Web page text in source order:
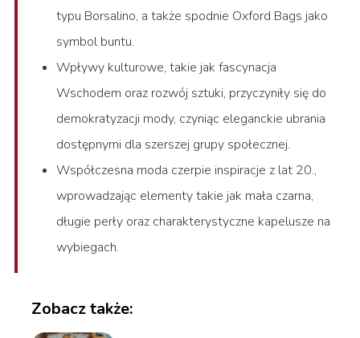
typu Borsalino, a także spodnie Oxford Bags jako
symbol buntu.
Wpływy kulturowe, takie jak fascynacja
Wschodem oraz rozwój sztuki, przyczyniły się do
demokratyzacji mody, czyniąc eleganckie ubrania
dostępnymi dla szerszej grupy społecznej.
Współczesna moda czerpie inspiracje z lat 20.,
wprowadzając elementy takie jak mała czarna,
długie perły oraz charakterystyczne kapelusze na
wybiegach.
Zobacz także: